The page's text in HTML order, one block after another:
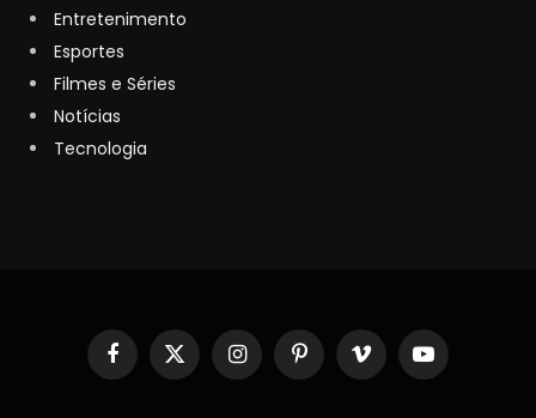
Entretenimento
Esportes
Filmes e Séries
Notícias
Tecnologia
Facebook
X
(Twitter)
InstagramPinterestVimeo YouTube